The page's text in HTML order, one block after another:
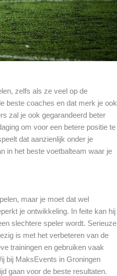
zelfs als ze veel op de
beste coaches en dat merk je ook
zal je ook gegarandeerd beter
om voor een betere positie te
dat aanzienlijk onder je
in het beste voetbalteam waar je
maar je moet dat wel
je ontwikkeling. In feite kan hij
slechtere speler wordt. Serieuze
is met het verbeteren van de
trainingen en gebruiken vaak
bij MaksEvents in Groningen
gaan voor de beste resultaten.